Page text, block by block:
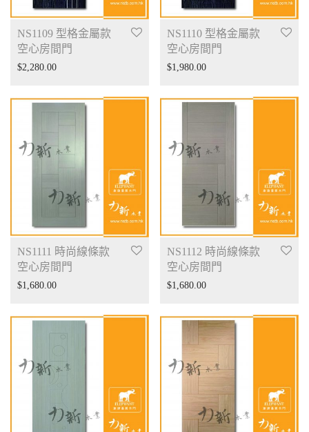
NS1109 型格金屬款
空心房間門
$2,280.00
NS1110 型格金屬款
空心房間門
$1,980.00
NS1111 時尚線條款
空心房間門
$1,680.00
NS1112 時尚線條款
空心房間門
$1,680.00